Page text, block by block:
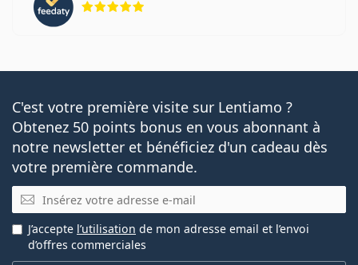
C'est votre première visite sur Lentiamo ?
Obtenez 50 points bonus en vous abonnant à
notre newsletter et bénéficiez d'un cadeau dès
votre première commande.
E-mail
J’accepte l’utilisation de mon adresse email et l’envoi
d’offres commerciales